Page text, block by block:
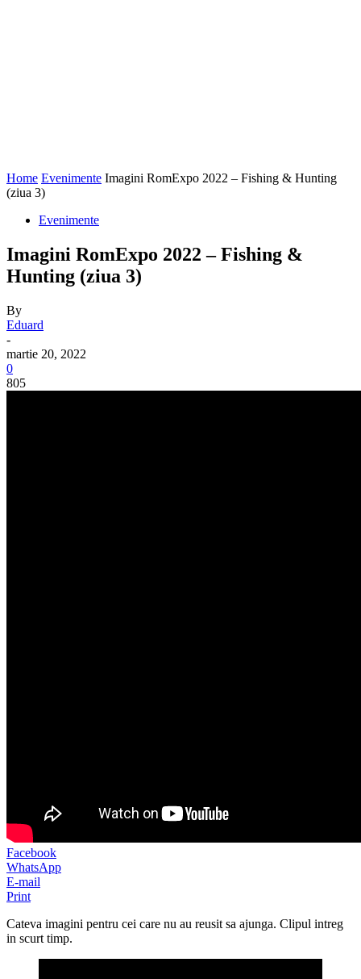
Home Evenimente Imagini RomExpo 2022 – Fishing & Hunting
(ziua 3)
Evenimente
Imagini RomExpo 2022 – Fishing &
Hunting (ziua 3)
By
Eduard
-
martie 20, 2022
0
805
Facebook
WhatsApp
E-mail
Print
Cateva imagini pentru cei care nu au reusit sa ajunga. Clipul intreg
in scurt timp.